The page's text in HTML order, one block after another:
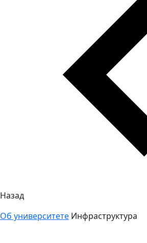
Назад
Об университете Инфраструктура